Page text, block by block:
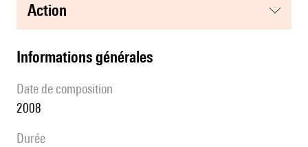
action
informations générales
date de composition
2008
durée